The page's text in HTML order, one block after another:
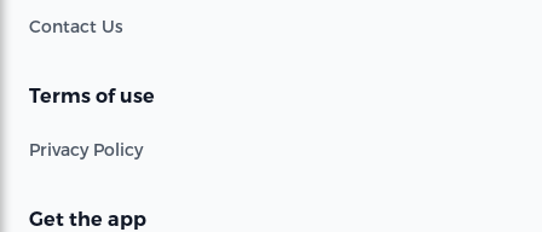
Contact Us
Terms of use
Privacy Policy
Get the app